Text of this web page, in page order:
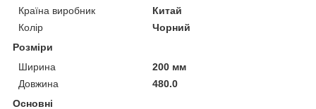
Країна виробник
Китай
Колір
Чорний
Розміри
Ширина
200 мм
Довжина
480.0
Основні